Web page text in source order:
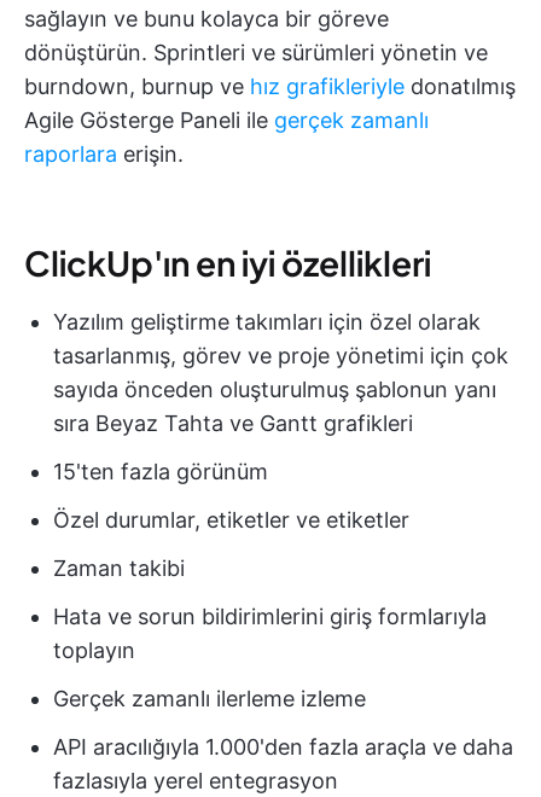
sağlayın ve bunu kolayca bir göreve
dönüştürün. Sprintleri ve sürümleri yönetin ve
burndown, burnup ve hız grafikleriyle donatılmış
Agile Gösterge Paneli ile gerçek zamanlı
raporlara erişin.
ClickUp'ın en iyi özellikleri
Yazılım geliştirme takımları için özel olarak
tasarlanmış, görev ve proje yönetimi için çok
sayıda önceden oluşturulmuş şablonun yanı
sıra Beyaz Tahta ve Gantt grafikleri
15'ten fazla görünüm
Özel durumlar, etiketler ve etiketler
Zaman takibi
Hata ve sorun bildirimlerini giriş formlarıyla
toplayın
Gerçek zamanlı ilerleme izleme
API aracılığıyla 1.000'den fazla araçla ve daha
fazlasıyla yerel entegrasyon